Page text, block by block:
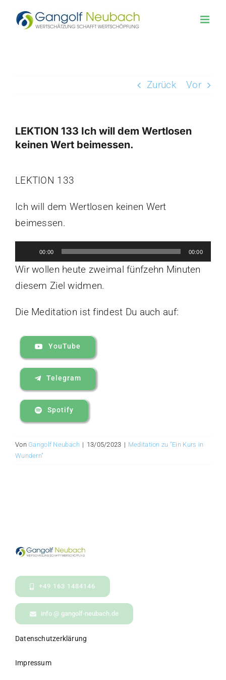
Inhalt
Zurück Vor
LEKTION 133 Ich will dem Wertlosen
keinen Wert beimessen.
grösseres
LEKTION 133
Ich will dem Wertlosen keinen Wert
beimessen.
Audio-
Player
00:00 00:00
Wir wollen heute zweimal fünfzehn Minuten
diesem Ziel widmen.
Die Meditation ist findest Du auch auf:
YouTube
Telegram
Spotify
Von Gangolf Neubach | 13/05/2023 | Meditation zu "Ein Kurs in
Wundern"
+49 163 1484146
info @ gangolf-neubach.de
Datenschutzerklärung
Impressum